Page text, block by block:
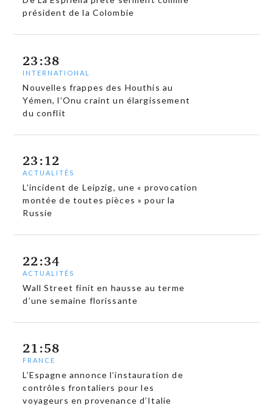
président de la Colombie
23:38
INTERNATIONAL
Nouvelles frappes des Houthis au
Yémen, l’Onu craint un élargissement
du conflit
23:12
ACTUALITÉS
L’incident de Leipzig, une « provocation
montée de toutes pièces » pour la
Russie
22:34
ACTUALITÉS
Wall Street finit en hausse au terme
d’une semaine florissante
21:58
FRANCE
L’Espagne annonce l’instauration de
contrôles frontaliers pour les
voyageurs en provenance d’Italie